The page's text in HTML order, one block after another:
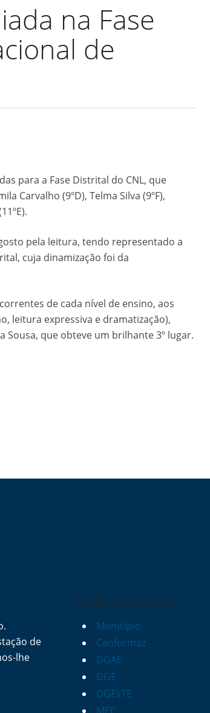
na Fase
de
para a Fase Distrital do CNL, que
Carvalho (9ºD), Telma Silva (9ºF),
pela leitura, tendo representado a
cuja dinamização foi da
de cada nível de ensino, aos
leitura expressiva e dramatização),
Sousa, que obteve um brilhante 3º lugar.
de
lhe
LINKS RÁPIDOS
Município
Cenformaz
DGAE
DGE
DGEsTE